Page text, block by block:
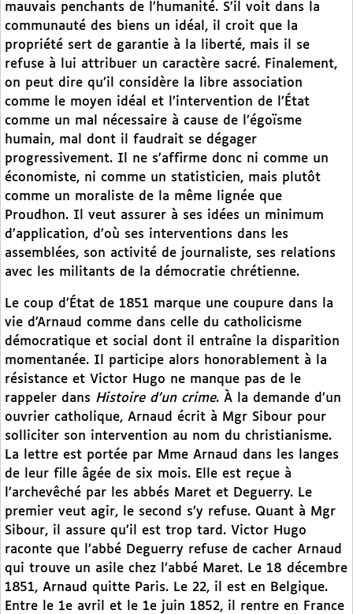
mauvais penchants de l’humanité. S’il voit dans la
communauté des biens un idéal, il croit que la
propriété sert de garantie à la liberté, mais il se
refuse à lui attribuer un caractère sacré. Finalement,
on peut dire qu’il considère la libre association
comme le moyen idéal et l’intervention de l’État
comme un mal nécessaire à cause de l’égoïsme
humain, mal dont il faudrait se dégager
progressivement. Il ne s’affirme donc ni comme un
économiste, ni comme un statisticien, mais plutôt
comme un moraliste de la même lignée que
Proudhon. Il veut assurer à ses idées un minimum
d’application, d’où ses interventions dans les
assemblées, son activité de journaliste, ses relations
avec les militants de la démocratie chrétienne.
Le coup d’État de 1851 marque une coupure dans la
vie d’Arnaud comme dans celle du catholicisme
démocratique et social dont il entraîne la disparition
momentanée. Il participe alors honorablement à la
résistance et Victor Hugo ne manque pas de le
rappeler dans Histoire d’un crime. À la demande d’un
ouvrier catholique, Arnaud écrit à Mgr Sibour pour
solliciter son intervention au nom du christianisme.
La lettre est portée par Mme Arnaud dans les langes
de leur fille âgée de six mois. Elle est reçue à
l’archevêché par les abbés Maret et Deguerry. Le
premier veut agir, le second s’y refuse. Quant à Mgr
Sibour, il assure qu’il est trop tard. Victor Hugo
raconte que l’abbé Deguerry refuse de cacher Arnaud
qui trouve un asile chez l’abbé Maret. Le 18 décembre
1851, Arnaud quitte Paris. Le 22, il est en Belgique.
Entre le 1e avril et le 1e juin 1852, il rentre en France